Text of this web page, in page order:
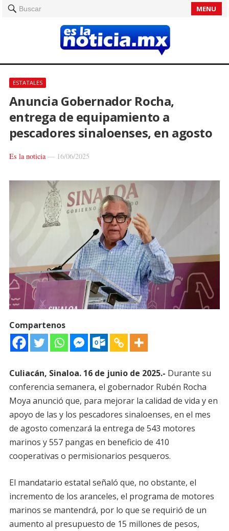
Buscar MENU
ESTATALES
Anuncia Gobernador Rocha,
entrega de equipamiento a
pescadores sinaloenses, en agosto
Es la noticia— 16/06/2025
Compartenos
Culiacán, Sinaloa. 16 de junio de 2025.- Durante su
conferencia semanera, el gobernador Rubén Rocha
Moya anunció que, para mejorar la calidad de vida y en
apoyo de las y los pescadores sinaloenses, en el mes
de agosto comenzará la entrega de 543 motores
marinos y 557 pangas en beneficio de 410
cooperativas o permisionarios pesqueros.
El mandatario estatal señaló que, no obstante, el
incremento de los aranceles, el programa de motores
marinos se mantendrá, por lo que se requirió de un
aumento al presupuesto de 15 millones de pesos,